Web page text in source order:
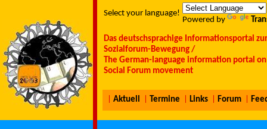
Select your language!
Powered by
Das deutschsprachige Informationsportal
Sozialforum-Bewegung /
The German-language information portal
Social Forum movement
Aktuell Termine Links Forum